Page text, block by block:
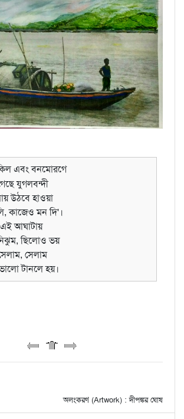
এবং বনমোরগে
যুগলবন্দী
উঠবে হাওয়া
মন দি'।
আঘাটায়
ছিলোও ভয়
সেলাম
টানলে হয়।
অলংকরণ (Artwork) : দীপঙ্কর ঘোষ